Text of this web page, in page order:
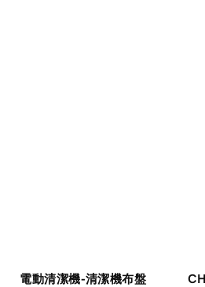
電動清潔機-清潔機布盤